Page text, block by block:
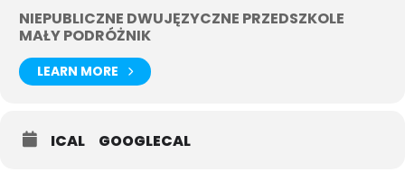
NIEPUBLICZNE DWUJĘZYCZNE PRZEDSZKOLE
MAŁY PODRÓŻNIK
LEARN MORE
ICAL GOOGLECAL